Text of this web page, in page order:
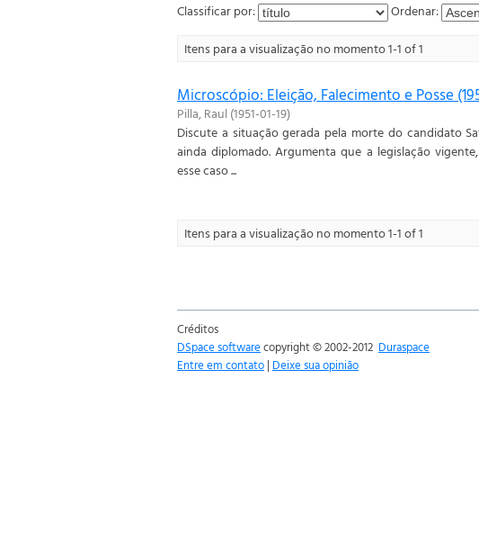
Classificar por:
Ordenar:
Itens para a visualização no momento 1-1 of 1
Microscópio: Eleição, Falecimento e Posse
Pilla, Raul(1951-01-19)
Discute a situação gerada pela morte do candidato
ainda diplomado. Argumenta que a legislação
esse caso ...
Itens para a visualização no momento 1-1 of 1
Créditos
DSpace softwarecopyright © 2002-2012 Duraspace
Entre em contato | Deixe sua opinião